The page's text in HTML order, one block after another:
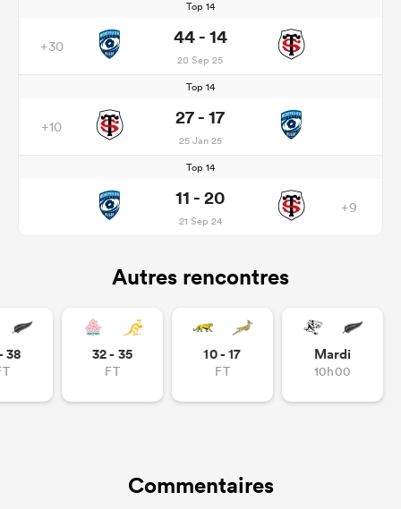
Top 14
+30 44 - 14
20 Sep 25
Top 14
+10 27 - 17
25 Jan 25
Top 14
11 - 20
21 Sep 24
+9
Autres rencontres
38 32 - 35
FT
10 - 17
FT
Mardi
10h00
Commentaires